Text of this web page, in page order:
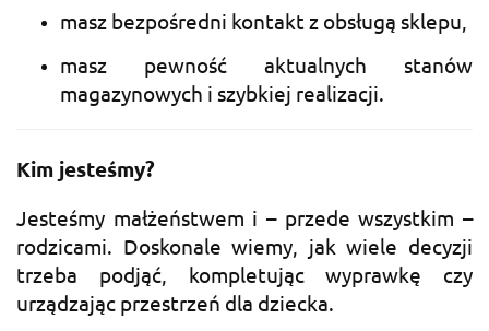
masz bezpośredni kontakt z obsługą sklepu,
masz pewność aktualnych stanów
magazynowych i szybkiej realizacji.
Kim jesteśmy?
Jesteśmy małżeństwem i – przede wszystkim –
rodzicami. Doskonale wiemy, jak wiele decyzji
trzeba podjąć, kompletując wyprawkę czy
urządzając przestrzeń dla dziecka.